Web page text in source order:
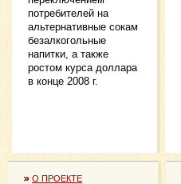
потребителей на
альтернативные сокам
безалкогольные
напитки, а также
ростом курса доллара
в конце 2008 г.
О ПРОЕКТЕ